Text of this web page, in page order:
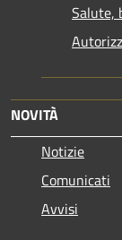
Salute,
NOVITÀ
Notizie
Comunicati
Avvisi